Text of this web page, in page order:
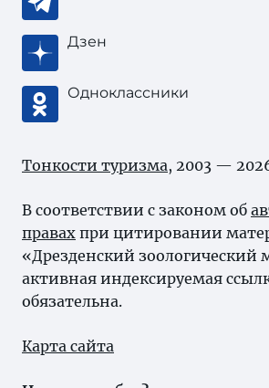
Дзен
Одноклассники
Тонкости туризма, 2003 —
В соответствии с законом об
правах при цитировании
«Дрезденский зоологический
активная индексируемая
обязательна.
Карта сайта